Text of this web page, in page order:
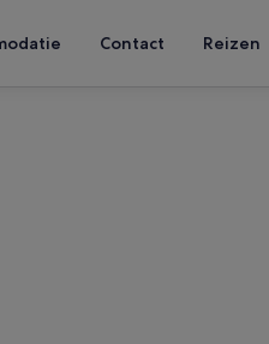
Contact Reizen